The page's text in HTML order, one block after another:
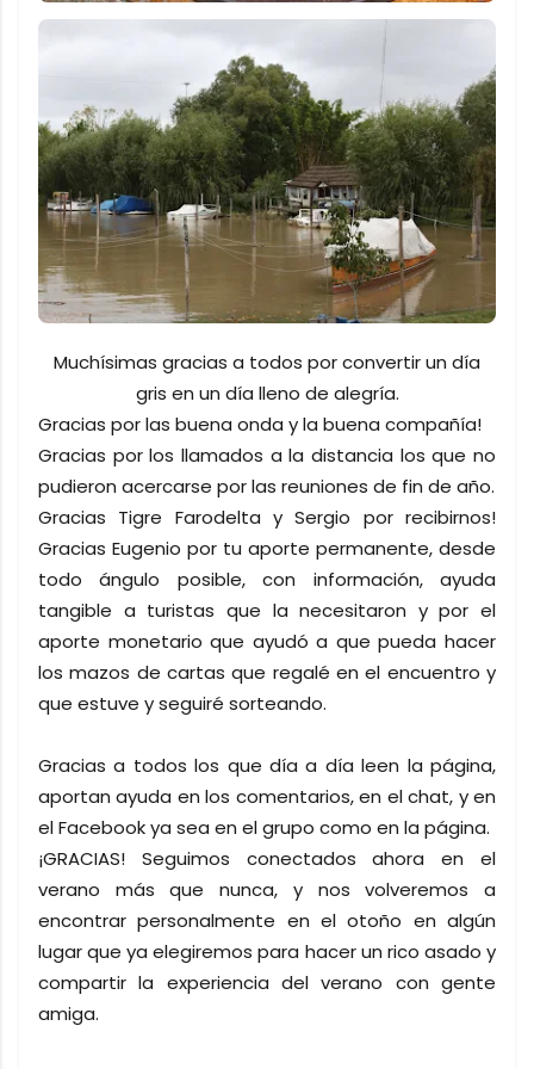
Muchísimas gracias a todos por convertir un día
gris en un día lleno de alegría.
Gracias por las buena onda y la buena compañía!
Gracias por los llamados a la distancia los que no
pudieron acercarse por las reuniones de fin de año.
Gracias Tigre Farodelta y Sergio por recibirnos!
Gracias Eugenio por tu aporte permanente, desde
todo ángulo posible, con información, ayuda
tangible a turistas que la necesitaron y por el
aporte monetario que ayudó a que pueda hacer
los mazos de cartas que regalé en el encuentro y
que estuve y seguiré sorteando.
Gracias a todos los que día a día leen la página,
aportan ayuda en los comentarios, en el chat, y en
el Facebook ya sea en el grupo como en la página.
¡GRACIAS! Seguimos conectados ahora en el
verano más que nunca, y nos volveremos a
encontrar personalmente en el otoño en algún
lugar que ya elegiremos para hacer un rico asado y
compartir la experiencia del verano con gente
amiga.